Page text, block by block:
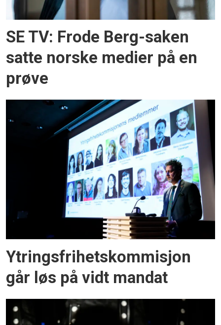
SE TV: Frode Berg-saken
satte norske medier på en
prøve
Ytringsfrihetskommisjon
går løs på vidt mandat